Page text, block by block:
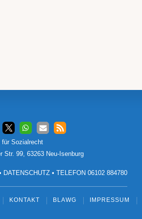
für Sozialrecht
Str. 99, 63263 Neu-Isenburg
DATENSCHUTZ • TELEFON 06102 884780
KONTAKT BLAWG IMPRESSUM